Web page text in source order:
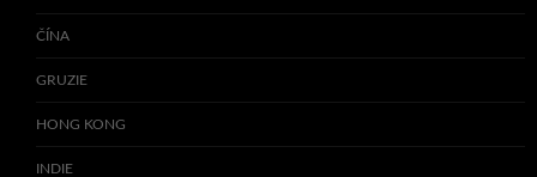
ČÍNA
GRUZIE
HONG KONG
INDIE